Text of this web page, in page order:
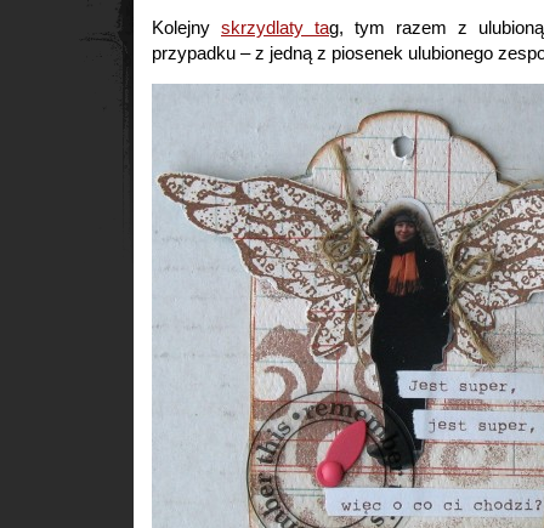
Kolejny skrzydlaty tag, tym razem z
przypadku – z jedną z piosenek ulubionego